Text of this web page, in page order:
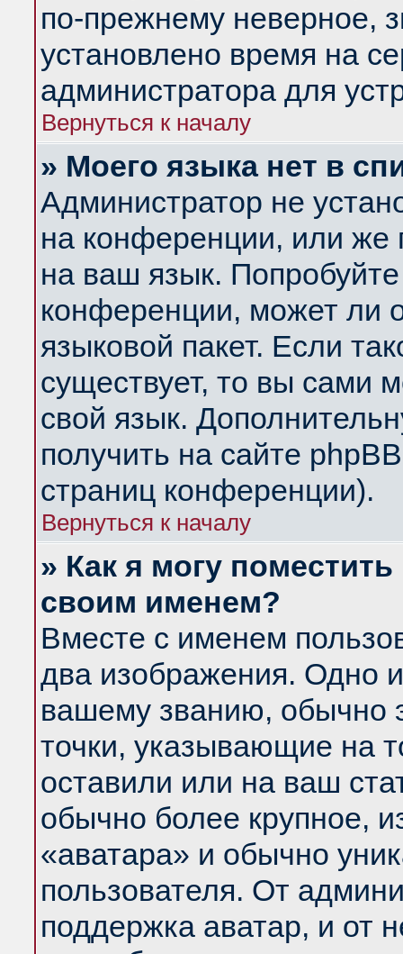
по-прежнему неверное,
установлено время на
администратора для
Вернуться к началу
» Моего языка нет в
Администратор не
на конференции, или же
на ваш язык.
конференции, может ли
языковой пакет. Если
существует, то вы сами
свой язык.
получить на сайте
страниц конференции).
Вернуться к началу
» Как я могу
своим именем?
Вместе с именем
два изображения. Одно
вашему званию, обычно
точки, указывающие на
оставили или на ваш
обычно более крупное,
«аватара» и обычно
пользователя. От
поддержка аватар, и от